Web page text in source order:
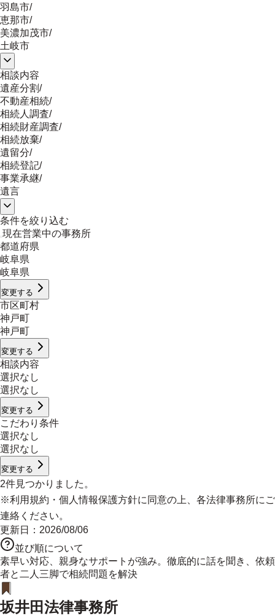
羽島市/
恵那市/
美濃加茂市/
土岐市
相談内容
遺産分割/
不動産相続/
相続人調査/
相続財産調査/
相続放棄/
遺留分/
相続登記/
事業承継/
遺言
条件を絞り込む
現在営業中の事務所
都道府県
岐阜県
岐阜県
変更する
市区町村
神戸町
神戸町
変更する
相談内容
選択なし
選択なし
変更する
こだわり条件
選択なし
選択なし
変更する
2件見つかりました。
※利用規約 ・ 個人情報保護方針に同意の上、各法律事務所にご
連絡ください。
更新日： 2026/08/06
並び順について
素早い対応、親身なサポートが強み。徹底的に話を聞き、依頼
者と二人三脚で相続問題を解決
坂井田法律事務所